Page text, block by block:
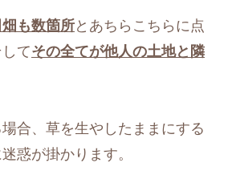
も数箇所とあちらこちらに点
てその全てが他人の土地と隣
合、草を生やしたままにする
惑が掛かります。